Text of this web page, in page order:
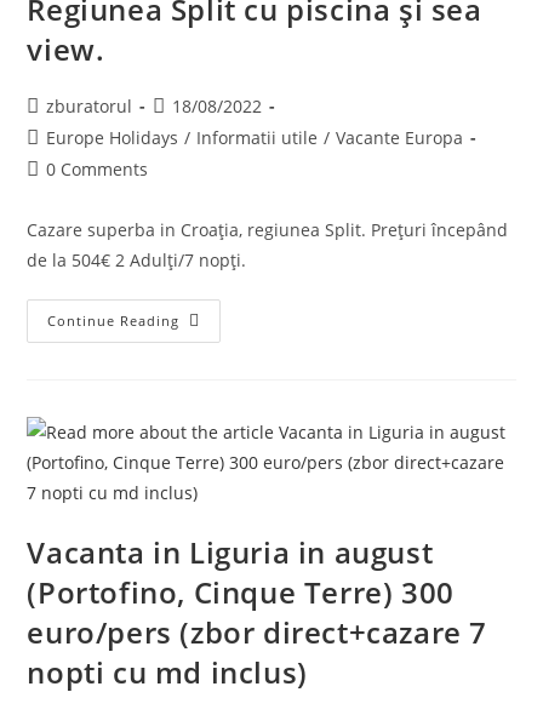
Regiunea Split cu piscina și sea
view.
Post
author:
zburatorul
Post
published:
18/08/2022
Post
category:
Europe Holidays / Informatii utile / Vacante Europa
Post0 Comments
Cazare superba in Croația, regiunea Split. Prețuri începând
de la 504€ 2 Adulți/7 nopți.
Continue Reading Cazare
Superba
Cu
Piscina
Și
Sea
View.
Vacanta in Liguria in august
(Portofino, Cinque Terre) 300
euro/pers (zbor direct+cazare 7
nopti cu md inclus)